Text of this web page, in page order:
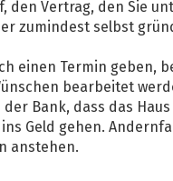
den Vertrag, den Sie
zumindest selbst
einen Termin geben,
bearbeitet
Bank, dass das
Geld gehen.
anstehen.